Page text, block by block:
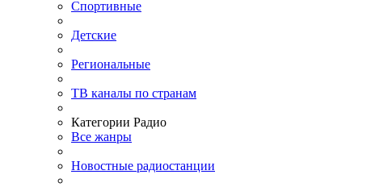
Спортивные
Детские
Региональные
ТВ каналы по странам
Категории Радио
Все жанры
Новостные радиостанции